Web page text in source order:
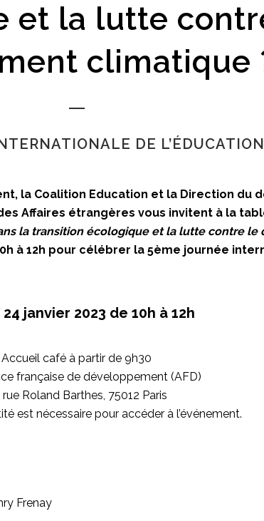
et la lutte
climatique
DE L’ÉDUCATION
la Coalition Education et la Direction du
Affaires étrangères vous invitent à la
la transition écologique et la lutte contre le
à 12h pour célébrer la 5ème journée
24 janvier 2023 de 10h à 12h
Accueil café à partir de 9h30
française de développement (AFD)
rue Roland Barthes, 75012 Paris
est nécessaire pour accéder à l’événement.
Frenay